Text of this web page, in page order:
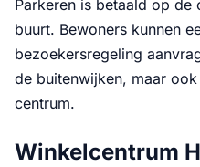
Parkeren is betaald op de
buurt. Bewoners kunnen
bezoekersregeling
de buitenwijken, maar
centrum.
Winkelcentrum